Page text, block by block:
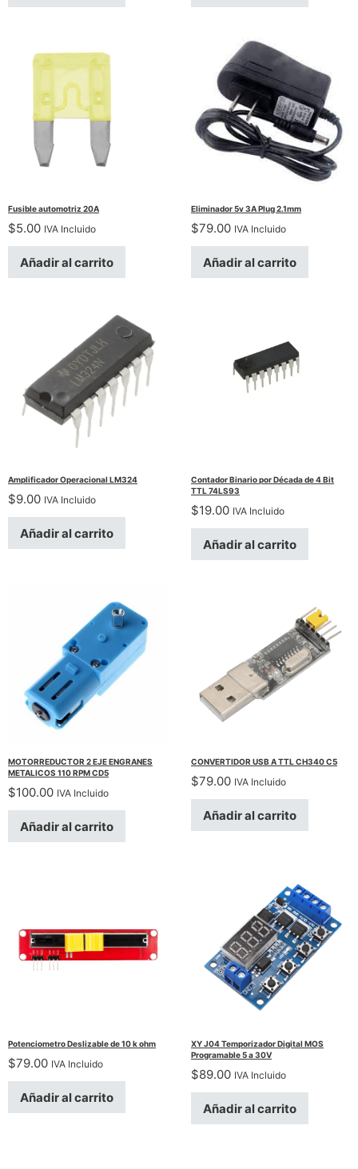
Fusible automotriz 20A
$5.00 IVA Incluido
Añadir al carrito
Eliminador 5v 3A Plug 2.1mm
$79.00 IVA Incluido
Añadir al carrito
Amplificador Operacional LM324
$9.00 IVA Incluido
Añadir al carrito
Contador Binario por Década de 4 Bit
TTL 74LS93
$19.00 IVA Incluido
Añadir al carrito
MOTORREDUCTOR 2 EJE ENGRANES
METALICOS 110 RPM CD5
$100.00 IVA Incluido
Añadir al carrito
CONVERTIDOR USB A TTL CH340 C5
$79.00 IVA Incluido
Añadir al carrito
Potenciometro Deslizable de 10 k ohm
$79.00 IVA Incluido
Añadir al carrito
XY J04 Temporizador Digital MOS
Programable 5 a 30V
$89.00 IVA Incluido
Añadir al carrito